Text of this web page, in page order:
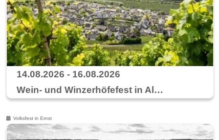
14.08.2026 - 16.08.2026
Wein- und Winzerhöfefest in Alken
Volksfest in Ernst